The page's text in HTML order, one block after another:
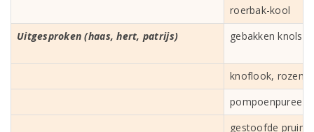
roerbak-kool
Uitgesproken (haas, hert, patrijs)
gebakken
knoflook,
pompoenpuree
gestoofde